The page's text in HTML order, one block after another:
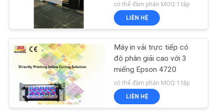
có thể đàm phán MOQ:1 tập
LIÊN HỆ
Máy in vải trực tiếp có
độ phân giải cao với 3
miếng Epson 4720
có thể đàm phán MOQ:1 tập
LIÊN HỆ